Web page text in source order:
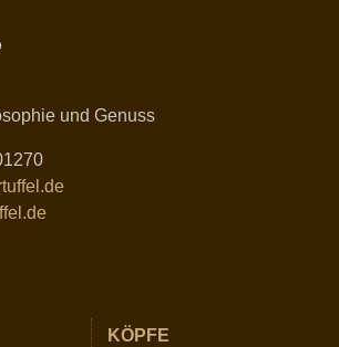
und Genuss
KÖPFE